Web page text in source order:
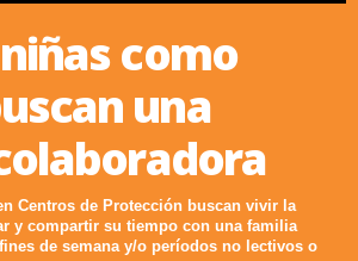
como
una
Centros de Protección buscan vivir la
y compartir su tiempo con una familia
de semana y/o períodos no lectivos o